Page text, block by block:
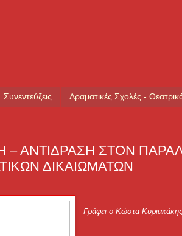
Συνεντεύξεις Δραματικές Σχολές -
– ΑΝΤΙΔΡΑΣΗ ΣΤΟΝ
ΔΙΚΑΙΩΜΑΤΩΝ
Γράφει ο Κώστα Κυριακάκης